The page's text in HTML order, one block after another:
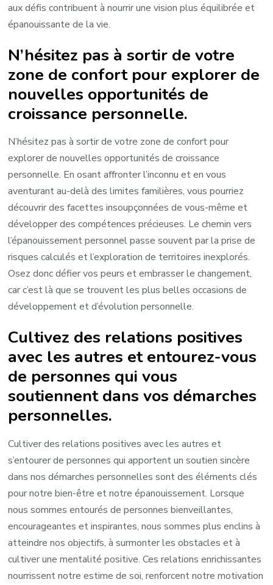
aux défis contribuent à nourrir une vision plus équilibrée et
épanouissante de la vie.
N’hésitez pas à sortir de votre
zone de confort pour explorer de
nouvelles opportunités de
croissance personnelle.
N’hésitez pas à sortir de votre zone de confort pour
explorer de nouvelles opportunités de croissance
personnelle. En osant affronter l’inconnu et en vous
aventurant au-delà des limites familières, vous pourriez
découvrir des facettes insoupçonnées de vous-même et
développer des compétences précieuses. Le chemin vers
l’épanouissement personnel passe souvent par la prise de
risques calculés et l’exploration de territoires inexplorés.
Osez donc défier vos peurs et embrasser le changement,
car c’est là que se trouvent les plus belles occasions de
développement et d’évolution personnelle.
Cultivez des relations positives
avec les autres et entourez-vous
de personnes qui vous
soutiennent dans vos démarches
personnelles.
Cultiver des relations positives avec les autres et
s’entourer de personnes qui apportent un soutien sincère
dans nos démarches personnelles sont des éléments clés
pour notre bien-être et notre épanouissement. Lorsque
nous sommes entourés de personnes bienveillantes,
encourageantes et inspirantes, nous sommes plus enclins à
atteindre nos objectifs, à surmonter les obstacles et à
cultiver une mentalité positive. Ces relations enrichissantes
nourrissent notre estime de soi, renforcent notre motivation